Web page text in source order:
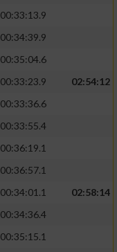
00:33:13.9
00:34:39.9
00:35:04.6
00:33:23.9
02:54:12
00:33:36.6
00:33:55.4
00:36:19.1
00:36:57.1
00:34:01.1
02:58:14
00:34:36.4
00:35:15.1